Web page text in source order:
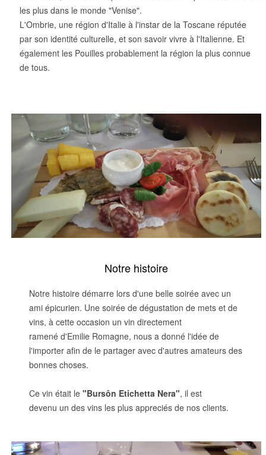
les plus dans le monde "Venise".
L'Ombrie, une région d'Italie à l'instar de la Toscane réputée
par son identité culturelle, et son savoir vivre à l'Italienne. Et
également les Pouilles probablement la région la plus connue
de tous.
Notre histoire
Notre histoire démarre lors d'une belle soirée avec un
ami épicurien. Une soirée de dégustation de mets et de
vins, à cette occasion un vin directement
ramené d'Emilie Romagne, nous a donné l'idée de
l'importer afin de le partager avec d'autres amateurs des
bonnes choses.
Ce vin était le "Bursôn Etichetta Nera", il est
devenu un des vins les plus appreciés de nos clients.